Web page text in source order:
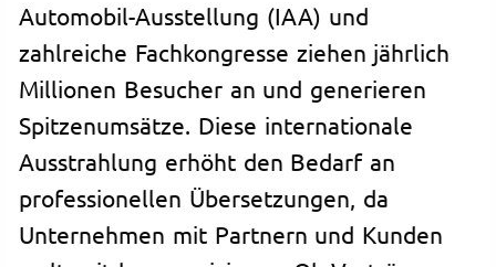
Automobil-Ausstellung (IAA) und
zahlreiche Fachkongresse ziehen jährlich
Millionen Besucher an und generieren
Spitzenumsätze. Diese internationale
Ausstrahlung erhöht den Bedarf an
professionellen Übersetzungen, da
Unternehmen mit Partnern und Kunden